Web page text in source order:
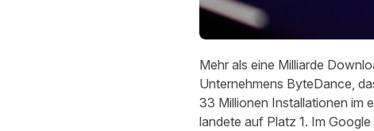
Mehr als eine Milliarde
Unternehmens ByteDance,
33 Millionen Installationen im
landete auf Platz 1. Im